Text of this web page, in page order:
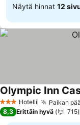
Näytä hinnat 12
3 Tähtiluokitus
Hotelli Paikan
Olympic Inn
8,3 Erittäin hyvä 715